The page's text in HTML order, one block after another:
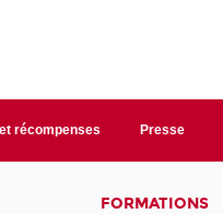
récompenses Presse
FORMATIONS